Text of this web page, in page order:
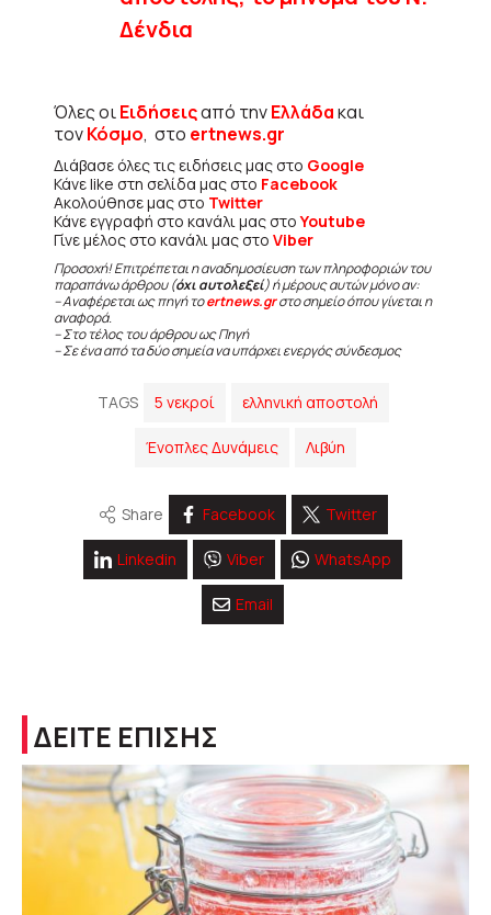
Δένδια
Όλες οιΕιδήσειςαπό τηνΕλλάδακαι
τονΚόσμο, στο ertnews.gr
Διάβασε όλες τις ειδήσεις μας στο Google
Κάνε like στη σελίδα μας στο Facebook
Ακολούθησε μας στο Twitter
Κάνε εγγραφή στο κανάλι μας στοYoutube
Γίνε μέλος στο κανάλι μας στο Viber
Προσοχή! Επιτρέπεται η αναδημοσίευση των πληροφοριών του
παραπάνω άρθρου (όχι αυτολεξεί) ή μέρους αυτών μόνο αν:
– Αναφέρεται ως πηγή τοertnews.grστο σημείο όπου γίνεται η
αναφορά.
– Στο τέλος του άρθρου ως Πηγή
– Σε ένα από τα δύο σημεία να υπάρχει ενεργός σύνδεσμος
TAGS 5 νεκροί ελληνική αποστολή
Ένοπλες Δυνάμεις Λιβύη
Share Facebook Twitter
Linkedin Viber WhatsApp
Email
ΔΕΙΤΕ ΕΠΙΣΗΣ